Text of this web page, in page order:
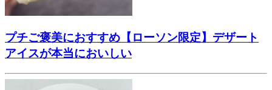
プチご褒美におすすめ【ローソン限定】デザート
アイスが本当においしい